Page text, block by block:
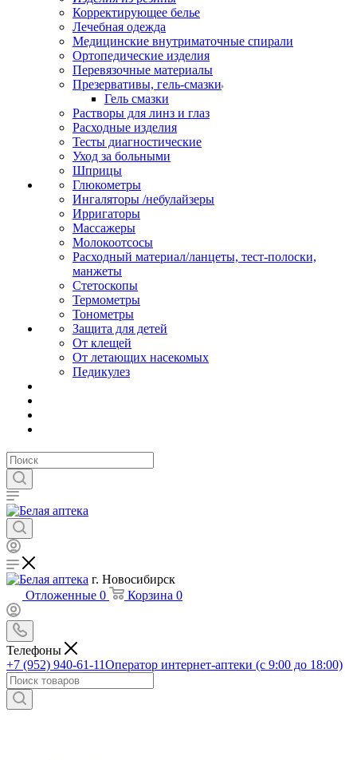
Корректирующее белье
Лечебная одежда
Медицинские внутриматочные спирали
Ортопедические изделия
Перевязочные материалы
Презервативы, гель-смазки
Гель смазки
Растворы для линз и глаз
Расходные изделия
Тесты диагностические
Уход за больными
Шприцы
Глюкометры
Ингаляторы /небулайзеры
Ирригаторы
Массажеры
Молокоотсосы
Расходный материал/ланцеты, тест-полоски,
манжеты
Стетоскопы
Термометры
Тонометры
Защита для детей
От клещей
От летающих насекомых
Педикулез
г. Новосибирск
Отложенные 0 Корзина 0
Телефоны
+7 (952) 940-61-11Оператор интернет-аптеки (с 9:00 до 18:00)